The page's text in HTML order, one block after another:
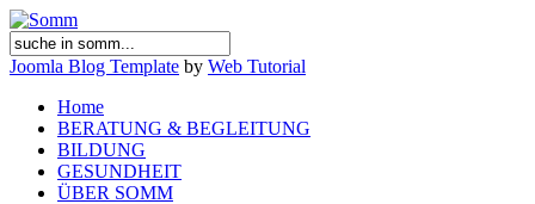
Joomla Blog Template by Web Tutorial
Home
BERATUNG & BEGLEITUNG
BILDUNG
GESUNDHEIT
ÜBER SOMM